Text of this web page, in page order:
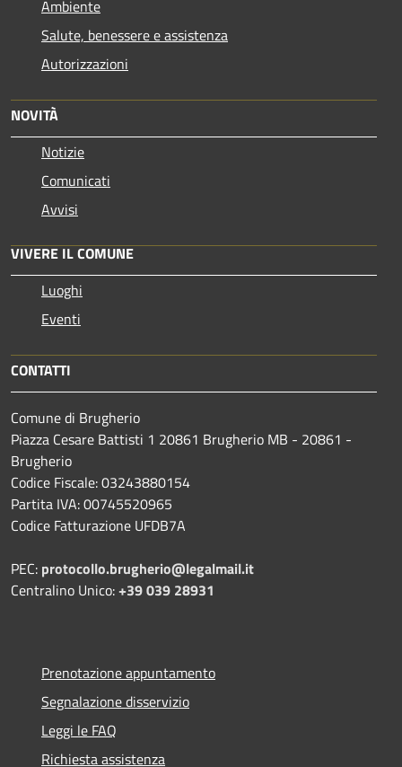
Ambiente
Salute, benessere e assistenza
Autorizzazioni
NOVITÀ
Notizie
Comunicati
Avvisi
VIVERE IL COMUNE
Luoghi
Eventi
CONTATTI
Comune di Brugherio
Piazza Cesare Battisti 1 20861 Brugherio MB - 20861 -
Brugherio
Codice Fiscale: 03243880154
Partita IVA: 00745520965
Codice Fatturazione UFDB7A
PEC: protocollo.brugherio@legalmail.it
Centralino Unico:+39 039 28931
Prenotazione appuntamento
Segnalazione disservizio
Leggi le FAQ
Richiesta assistenza